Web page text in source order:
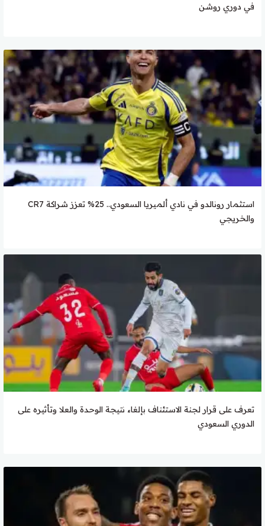
في دوري روشن
استثمار رونالدو في نادي ألميريا السعودي.. 25% تعزز شراكة CR7
والخريجي
تعرف على قرار لجنة الاستئناف بإلغاء نتيجة الوحدة والعلا وتأثيره على
الدوري السعودي